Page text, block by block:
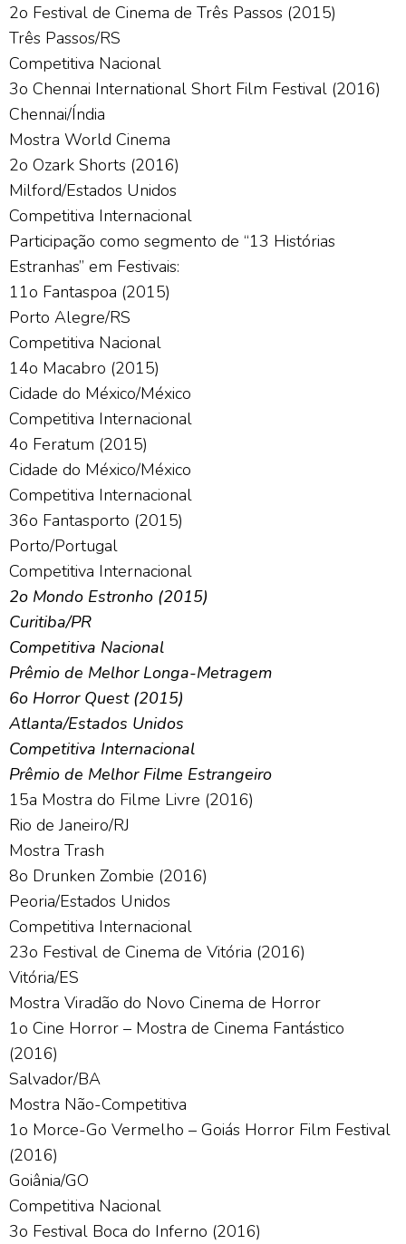
2o Festival de Cinema de Três Passos (2015)
Três Passos/RS
Competitiva Nacional
3o Chennai International Short Film Festival (2016)
Chennai/Índia
Mostra World Cinema
2o Ozark Shorts (2016)
Milford/Estados Unidos
Competitiva Internacional
Participação como segmento de “13 Histórias
Estranhas” em Festivais:
11o Fantaspoa (2015)
Porto Alegre/RS
Competitiva Nacional
14o Macabro (2015)
Cidade do México/México
Competitiva Internacional
4o Feratum (2015)
Cidade do México/México
Competitiva Internacional
36o Fantasporto (2015)
Porto/Portugal
Competitiva Internacional
2o Mondo Estronho (2015)
Curitiba/PR
Competitiva Nacional
Prêmio de Melhor Longa-Metragem
6o Horror Quest (2015)
Atlanta/Estados Unidos
Competitiva Internacional
Prêmio de Melhor Filme Estrangeiro
15a Mostra do Filme Livre (2016)
Rio de Janeiro/RJ
Mostra Trash
8o Drunken Zombie (2016)
Peoria/Estados Unidos
Competitiva Internacional
23o Festival de Cinema de Vitória (2016)
Vitória/ES
Mostra Viradão do Novo Cinema de Horror
1o Cine Horror – Mostra de Cinema Fantástico
(2016)
Salvador/BA
Mostra Não-Competitiva
1o Morce-Go Vermelho – Goiás Horror Film Festival
(2016)
Goiânia/GO
Competitiva Nacional
3o Festival Boca do Inferno (2016)